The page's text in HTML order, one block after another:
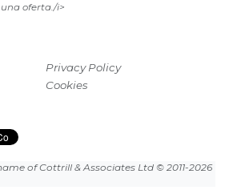
oferta./i>
Privacy Policy
Cookies
of Cottrill & Associates Ltd © 2011-2026